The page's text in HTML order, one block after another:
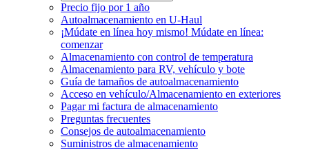
Precio fijo por 1 año
Autoalmacenamiento en U-Haul
¡Múdate en línea hoy mismo! Múdate en línea:
comenzar
Almacenamiento con control de temperatura
Almacenamiento para RV, vehículo y bote
Guía de tamaños de autoalmacenamiento
Acceso en vehículo/Almacenamiento en exteriores
Pagar mi factura de almacenamiento
Preguntas frecuentes
Consejos de autoalmacenamiento
Suministros de almacenamiento